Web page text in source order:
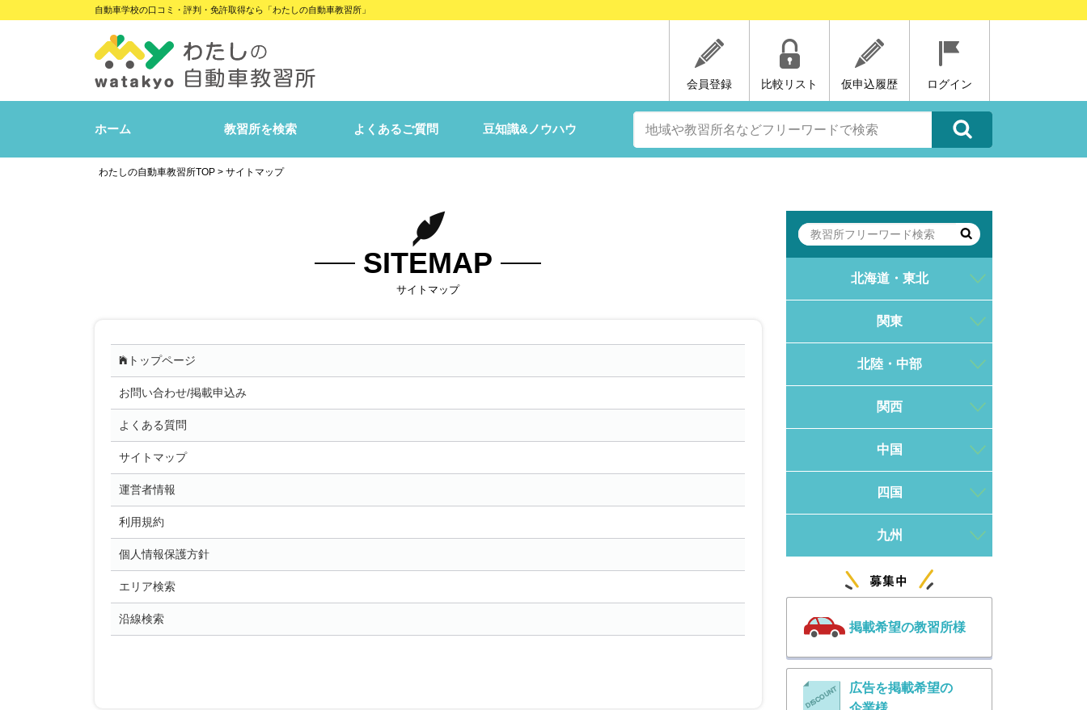
自動車学校の口コミ・評判・免許取得なら「わたしの自動車教習所」
会員登録 比較リスト 仮申込履歴 ログイン
ホーム 教習所を検索 よくあるご質問 豆知識&ノウハウ
わたしの自動車教習所TOP > サイトマップ
SITEMAP
サイトマップ
トップページ
お問い合わせ/掲載申込み
よくある質問
サイトマップ
運営者情報
利用規約
個人情報保護方針
エリア検索
沿線検索
北海道・東北
関東
北陸・中部
関西
中国
四国
九州
掲載希望の教習所様
広告を掲載希望の